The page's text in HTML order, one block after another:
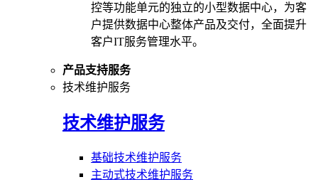
控等功能单元的独立的小型数据中心，为客
户提供数据中心整体产品及交付，全面提升
客户IT服务管理水平。
产品支持服务
技术维护服务
技术维护服务
基础技术维护服务
主动式技术维护服务